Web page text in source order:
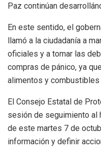
Paz continúan
En este sentido, el
llamó a la ciudadanía a
oficiales y a tomar las
compras de pánico, ya
alimentos y combustibles
El Consejo Estatal de
sesión de seguimiento al
de este martes 7 de
información y definir